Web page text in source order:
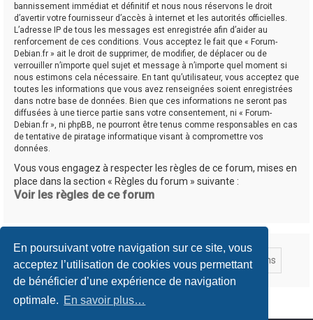
En poursuivant votre navigation sur ce site, vous
acceptez l’utilisation de cookies vous permettant
de bénéficier d’une expérience de navigation
optimale. En savoir plus…
bannissement immédiat et définitif et nous nous réservons le droit
d’avertir votre fournisseur d’accès à internet et les autorités officielles.
L’adresse IP de tous les messages est enregistrée afin d’aider au
renforcement de ces conditions. Vous acceptez le fait que « Forum-
Debian.fr » ait le droit de supprimer, de modifier, de déplacer ou de
verrouiller n’importe quel sujet et message à n’importe quel moment si
nous estimons cela nécessaire. En tant qu’utilisateur, vous acceptez que
toutes les informations que vous avez renseignées soient enregistrées
dans notre base de données. Bien que ces informations ne seront pas
diffusées à une tierce partie sans votre consentement, ni « Forum-
Debian.fr », ni phpBB, ne pourront être tenus comme responsables en cas
de tentative de piratage informatique visant à compromettre vos
données.
Vous vous engagez à respecter les règles de ce forum, mises en
place dans la section « Règles du forum » suivante :
Voir les règles de ce forum